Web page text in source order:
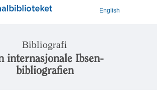
English
Bibliografi
internasjonale Ibsen-
bibliografien